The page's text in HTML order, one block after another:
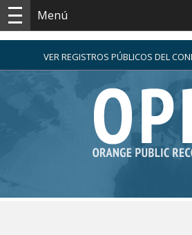
Menú
VER REGISTROS PÚBLICOS DEL